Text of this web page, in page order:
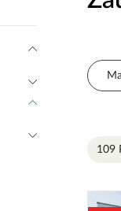
109